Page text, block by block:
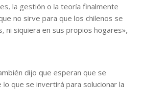
la gestión o la teoría finalmente
no sirve para que los chilenos se
ni siquiera en sus propios hogares»,
dijo que esperan que se
que se invertirá para solucionar la